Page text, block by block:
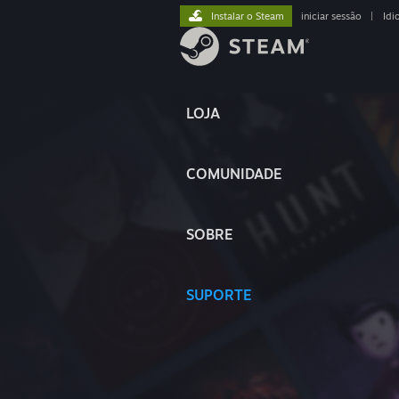
LOJA
COMUNIDADE
SOBRE
SUPORTE
Instalar o Steam iniciar sessão